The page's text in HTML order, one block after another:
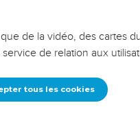
erreurs
famille,
de la vidéo, des cartes
de relation aux
tous les cookies